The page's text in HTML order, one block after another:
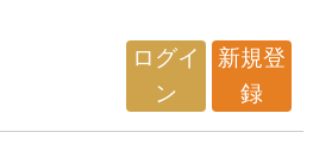
ログイ
ン
新規登
録